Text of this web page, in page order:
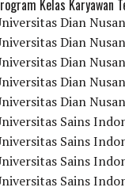
Kelas Karyawan
Dian
Dian
Dian
Dian
Dian
Sains
Sains
Sains
Sains